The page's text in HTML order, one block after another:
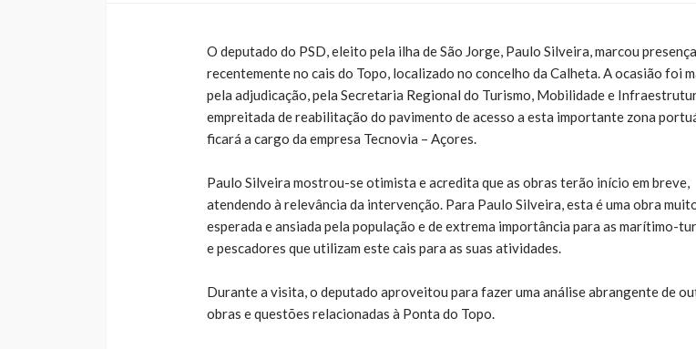
O deputado do PSD, eleito pela ilha de São Jorge, Paulo Silveira, marcou presença
recentemente no cais do Topo, localizado no concelho da Calheta. A ocasião foi
pela adjudicação, pela Secretaria Regional do Turismo, Mobilidade e
empreitada de reabilitação do pavimento de acesso a esta importante zona
ficará a cargo da empresa Tecnovia – Açores.
Paulo Silveira mostrou-se otimista e acredita que as obras terão início em breve,
atendendo à relevância da intervenção. Para Paulo Silveira, esta é uma obra
esperada e ansiada pela população e de extrema importância para as marítimo-
e pescadores que utilizam este cais para as suas atividades.
Durante a visita, o deputado aproveitou para fazer uma análise abrangente de
obras e questões relacionadas à Ponta do Topo.